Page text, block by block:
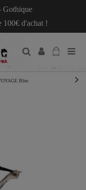
Gothique
d'achat !
Bleu